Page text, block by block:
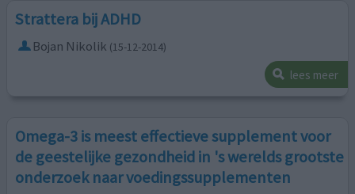
Strattera bij ADHD
Bojan Nikolik (15-12-2014)
lees meer
Omega-3 is meest effectieve supplement voor
de geestelijke gezondheid in 's werelds grootste
onderzoek naar voedingssupplementen